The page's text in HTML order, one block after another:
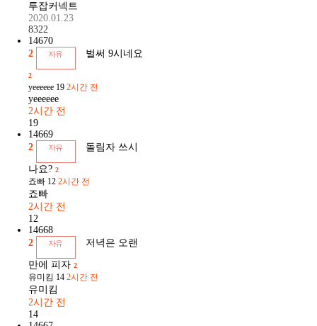
투잡커넥트
2020.01.23
8322
14670
2
자유 벌써 9시네요
2
yeeeeee 19 2시간 전
yeeeeee
2시간 전
19
14669
2
자유 돌림자 쓰시
나요? 2
죠빠 12 2시간 전
죠빠
2시간 전
12
14668
2
자유 저녁은 오랜
만에 피자 2
유미킴 14 2시간 전
유미킴
2시간 전
14